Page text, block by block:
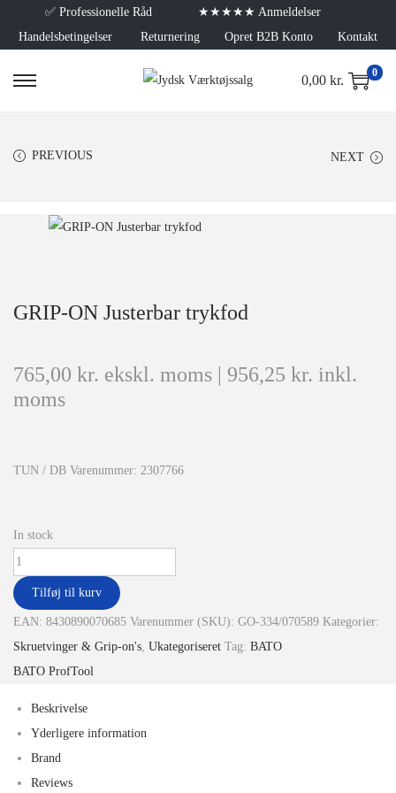
✅ Professionelle Råd
★★★★★ Anmeldelser
Handelsbetingelser
Returnering Opret B2B Konto Kontakt
0,00 kr. 0
PREVIOUS NEXT
GRIP-ON Justerbar trykfod
765,00 kr. ekskl. moms | 956,25 kr. inkl.
moms
TUN / DB Varenummer: 2307766
In stock
Tilføj til kurv
EAN: 8430890070685 Varenummer (SKU): GO-334/070589 Kategorier:
Skruetvinger & Grip-on's Ukategoriseret Tag: BATO
BATO ProfTool
Beskrivelse
Yderligere information
Brand
Reviews